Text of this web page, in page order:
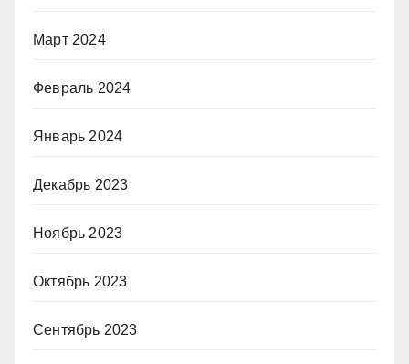
Март 2024
Февраль 2024
Январь 2024
Декабрь 2023
Ноябрь 2023
Октябрь 2023
Сентябрь 2023